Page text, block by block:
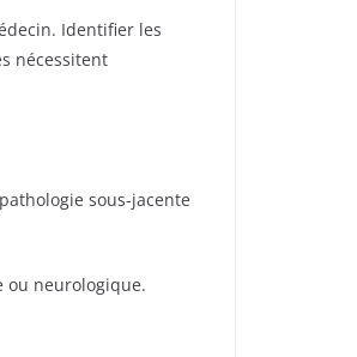
Identifier les
nécessitent
sous-jacente
ou neurologique.